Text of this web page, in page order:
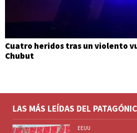
Cuatro heridos tras un violento
Chubut
LAS MÁS LEÍDAS DEL
EEUU